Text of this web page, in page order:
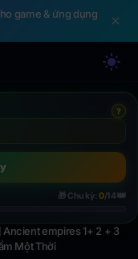
game & ứng dụng
?
🎁 Chu kỳ:0/14👑
Ancient empires 1+ 2 + 3
Một Thời